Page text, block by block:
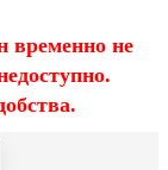
временно не